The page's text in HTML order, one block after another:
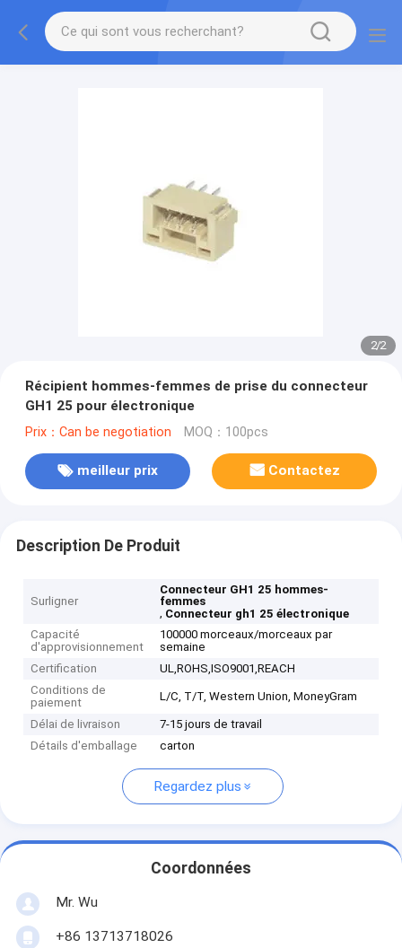
2/2
Récipient hommes-femmes de prise du connecteur
GH1 25 pour électronique
Prix：Can be negotiation MOQ：100pcs
meilleur prix Contactez
Description De Produit
Surligner
Connecteur GH1 25 hommes-
femmes
, Connecteur gh1 25 électronique
Capacité
d'approvisionnement
100000 morceaux/morceaux par
semaine
Certification
UL,ROHS,ISO9001,REACH
Conditions de
paiement
L/C, T/T, Western Union, MoneyGram
Délai de livraison
7-15 jours de travail
Détails d'emballage
carton
Regardez plus
Coordonnées
Mr. Wu
+86 13713718026